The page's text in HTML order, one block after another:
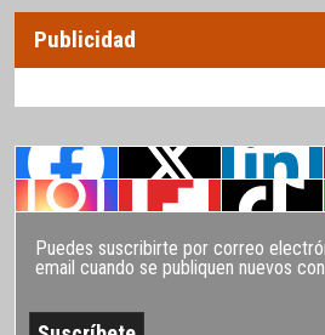
Publicidad
Puedes suscribirte por correo
email cuando se publiquen nuevos